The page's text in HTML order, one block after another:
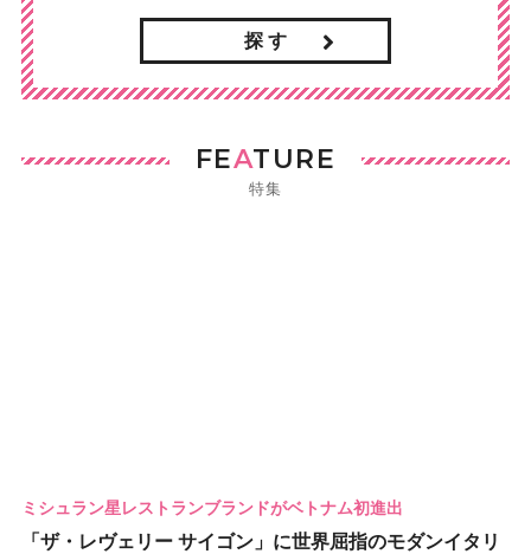
探 す
FEATURE
特集
ミシュラン星レストランブランドがベトナム初進出
「ザ・レヴェリー サイゴン」に世界屈指のモダンイタリ